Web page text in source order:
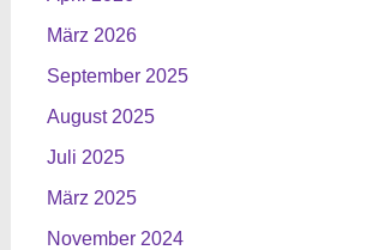
März 2026
September 2025
August 2025
Juli 2025
März 2025
November 2024